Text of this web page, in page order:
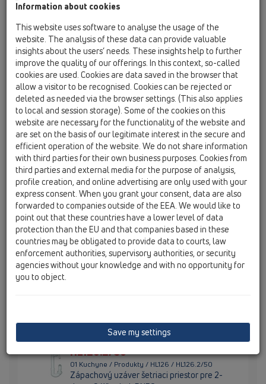
HL100/50
01 Kuchyne / Produkty / HL100 / HL100/50
Zápachový uzáver DN50x6/4" s kĺbom a
pripojením pračky
HL100G/40
01 Kuchyne / Produkty / HL100 / HL100G/40
Zápachový uzáver DN40x6/4" s kĺbom
HL100G/50
01 Kuchyne / Produkty / HL100 / HL100G/50
Zápachový uzáver DN50x6/4" s kĺbom
HL126/40
01 Kuchyne / Produkty / HL126 / HL126/40
Zápachový uzáver šetriaci priestor pre drezy
6/4", odtok DN40
HL126/50
01 Kuchyne / Produkty / HL126 / HL126/50
Zápachový uzáver šetriaci priestor pre drezy
6/4", odtok DN50
drezy 6/4", odtok DN40
HL126.2/50
01 Kuchyne / Produkty / HL126 / HL126.2/50
Zápachový uzáver šetriaci priestor pre 2-
Information about cookies
This website uses software to analyse the usage of the
website. The analysis of these data can provide valuable
insights about the users’ needs. These insights help to further
improve the quality of our offerings. In this context, so-called
cookies are used. Cookies are data saved in the browser that
allow a visitor to be recognised. Cookies can be rejected or
deleted as needed via the browser settings. (This also applies
to local and session storage). Some of the cookies on this
website are necessary for the functionality of the website and
are set on the basis of our legitimate interest in the secure and
efficient operation of the website. We do not share information
with third parties for their own business purposes. Cookies from
third parties and external media for the purpose of analysis,
profile creation, and online advertising are only used with your
express consent. When you grant your consent, data are also
forwarded to companies outside of the EEA. We would like to
point out that these countries have a lower level of data
protection than the EU and that companies based in these
countries may be obligated to provide data to courts, law
enforcement authorities, supervisory authorities, or security
agencies without your knowledge and with no opportunity for
you to object.
Save my settings